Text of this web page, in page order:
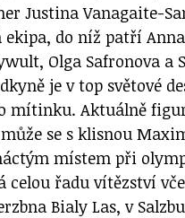
Justina Vanagaite-
do níž patří
Olga Safronova a
je v top světové
mítinku. Aktuálně
se s klisnou
místem při
celou řadu vítězství
Bialy Las, v